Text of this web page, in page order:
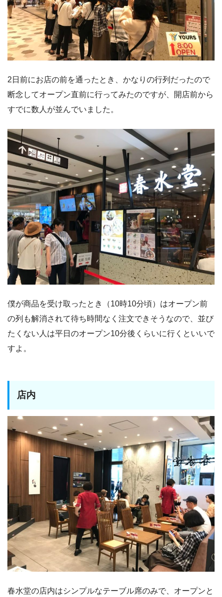
2日前にお店の前を通ったとき、かなりの行列だったので
断念してオープン直前に行ってみたのですが、開店前から
すでに数人が並んでいました。
僕が商品を受け取ったとき（10時10分頃）はオープン前
の列も解消されて待ち時間なく注文できそうなので、並び
たくない人は平日のオープン10分後くらいに行くといいで
すよ。
店内
春水堂の店内はシンプルなテーブル席のみで、オープンと